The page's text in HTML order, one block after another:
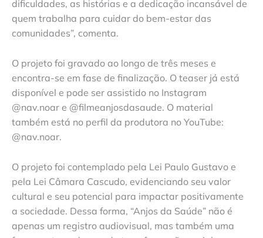
dificuldades, as histórias e a dedicação incansável de
quem trabalha para cuidar do bem-estar das
comunidades”, comenta.
O projeto foi gravado ao longo de três meses e
encontra-se em fase de finalização. O teaser já está
disponível e pode ser assistido no Instagram
@nav.noar e @filmeanjosdasaude. O material
também está no perfil da produtora no YouTube:
@nav.noar.
O projeto foi contemplado pela Lei Paulo Gustavo e
pela Lei Câmara Cascudo, evidenciando seu valor
cultural e seu potencial para impactar positivamente
a sociedade. Dessa forma, “Anjos da Saúde” não é
apenas um registro audiovisual, mas também uma